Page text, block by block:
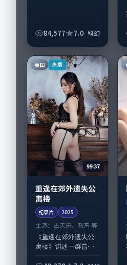
84,577 7.0 科幻
英国 热播
99:37
重逢在郊外遗失公
寓楼
纪录片 2025
主演： 古天乐、靳东 等
《重逢在郊外遗失公
寓楼》讲述一群普通